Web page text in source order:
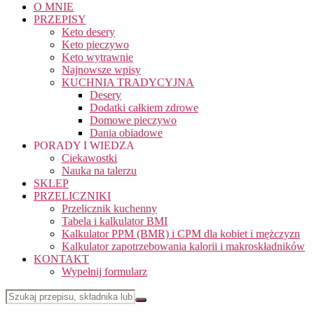
O MNIE
PRZEPISY
Keto desery
Keto pieczywo
Keto wytrawnie
Najnowsze wpisy
KUCHNIA TRADYCYJNA
Desery
Dodatki całkiem zdrowe
Domowe pieczywo
Dania obiadowe
PORADY I WIEDZA
Ciekawostki
Nauka na talerzu
SKLEP
PRZELICZNIKI
Przelicznik kuchenny
Tabela i kalkulator BMI
Kalkulator PPM (BMR) i CPM dla kobiet i mężczyzn
Kalkulator zapotrzebowania kalorii i makroskładników
KONTAKT
Wypełnij formularz